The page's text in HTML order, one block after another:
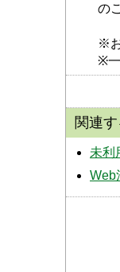
の
※
※一
関連
未利
Web